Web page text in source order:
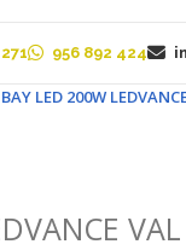
956 892 424
LED 200W
VAL